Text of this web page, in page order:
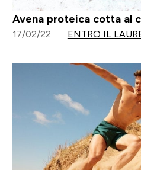
Avena proteica cotta al
17/02/22 ENTRO IL